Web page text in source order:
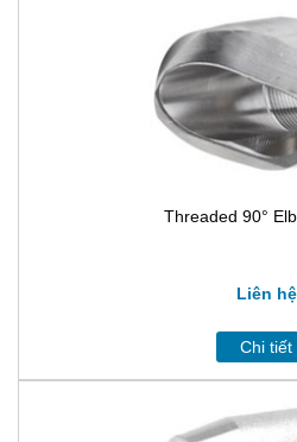
Threaded 90°
Liên hệ
Chi tiết